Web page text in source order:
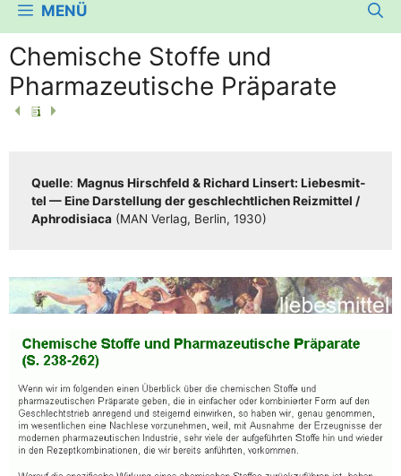
MENÜ
Chemische Stoffe und
Pharmazeutische Präparate
Quel­le: Magnus Hirsch­feld & Richard Lin­sert: Lie­bes­mit­
tel — Eine Dar­stel­lung der geschlecht­li­chen Reiz­mit­tel /​​
Aphro­di­sia­ca (MAN Ver­lag, Ber­lin, 1930)